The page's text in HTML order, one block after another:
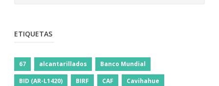
ETIQUETAS
67 alcantarillados Banco Mundial
BID (AR-L1420) BIRF CAF Cavihahue